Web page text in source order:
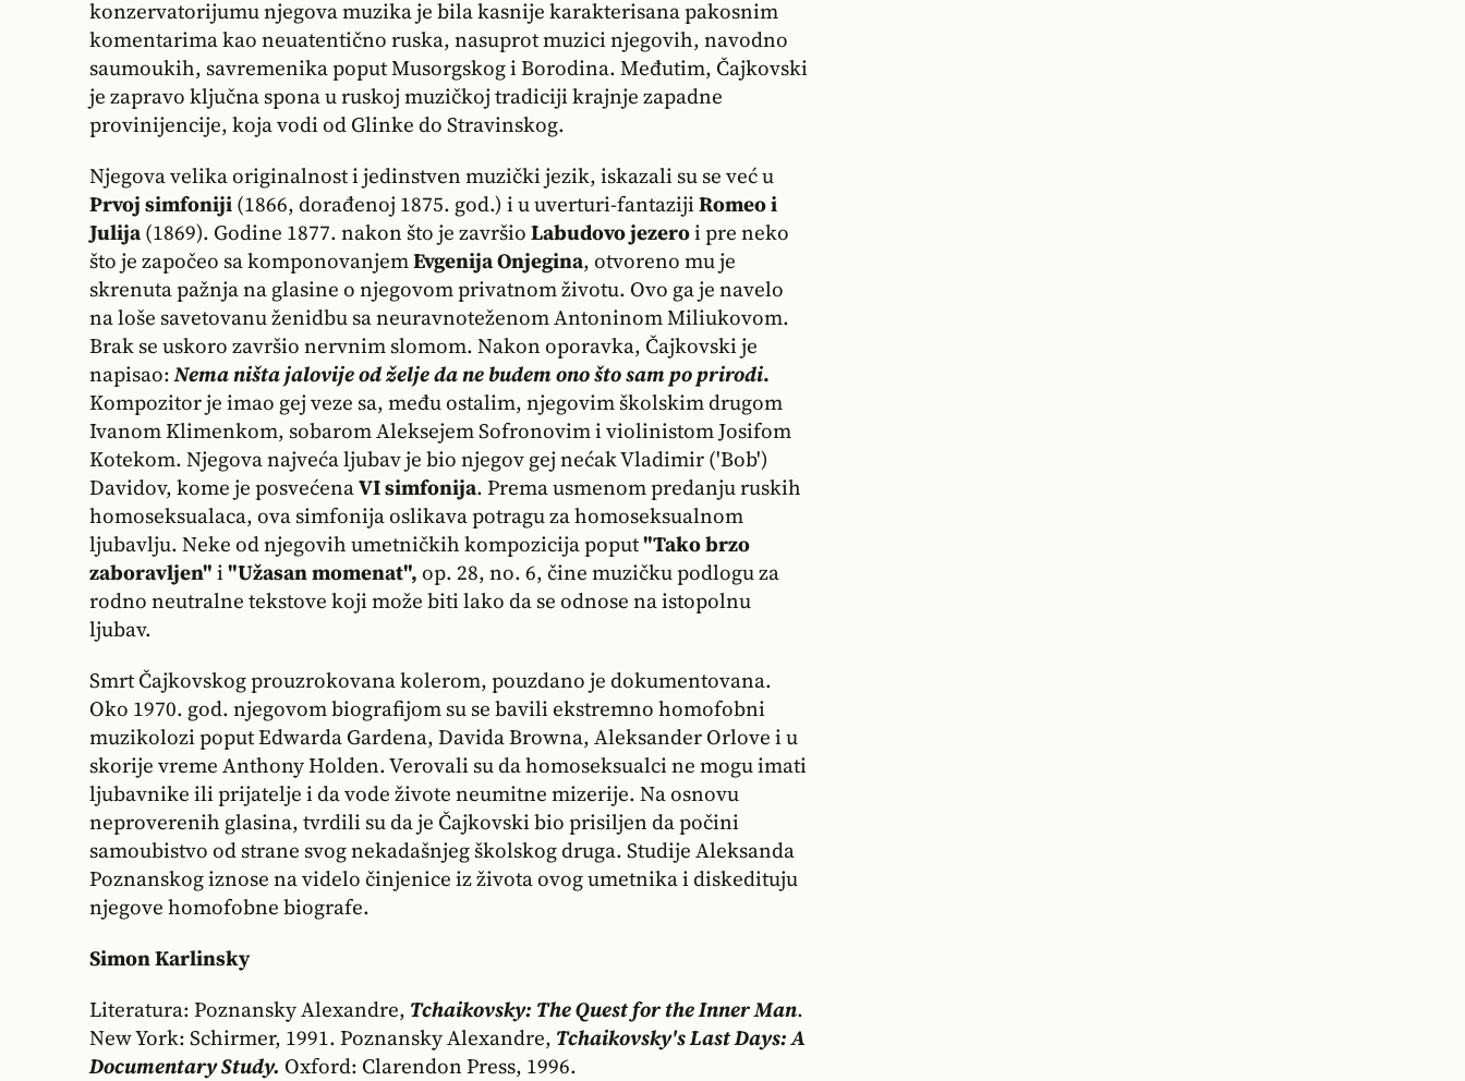
konzervatorijumu njegova muzika je bila kasnije karakterisana pakosnim
komentarima kao neuatentično ruska, nasuprot muzici njegovih, navodno
saumoukih, savremenika poput Musorgskog i Borodina. Međutim, Čajkovski
je zapravo ključna spona u ruskoj muzičkoj tradiciji krajnje zapadne
provinijencije, koja vodi od Glinke do Stravinskog.
Njegova velika originalnost i jedinstven muzički jezik, iskazali su se već u
Prvoj simfoniji(1866, dorađenoj 1875. god.) i u uverturi-fantazijiRomeo i
Julija(1869). Godine 1877. nakon što je završioLabudovo jezeroi pre neko
što je započeo sa komponovanjemEvgenija Onjegina, otvoreno mu je
skrenuta pažnja na glasine o njegovom privatnom životu. Ovo ga je navelo
na loše savetovanu ženidbu sa neuravnoteženom Antoninom Miliukovom.
Brak se uskoro završio nervnim slomom. Nakon oporavka, Čajkovski je
napisao:Nema ništa jalovije od želje da ne budem ono što sam po prirodi.
Kompozitor je imao gej veze sa, među ostalim, njegovim školskim drugom
Ivanom Klimenkom, sobarom Aleksejem Sofronovim i violinistom Josifom
Kotekom. Njegova najveća ljubav je bio njegov gej nećak Vladimir ('Bob')
Davidov, kome je posvećenaVI simfonija. Prema usmenom predanju ruskih
homoseksualaca, ova simfonija oslikava potragu za homoseksualnom
ljubavlju. Neke od njegovih umetničkih kompozicija poput"Tako brzo
zaboravljen"i"Užasan momenat",op. 28, no. 6, čine muzičku podlogu za
rodno neutralne tekstove koji može biti lako da se odnose na istopolnu
ljubav.
Smrt Čajkovskog prouzrokovana kolerom, pouzdano je dokumentovana.
Oko 1970. god. njegovom biografijom su se bavili ekstremno homofobni
muzikolozi poput Edwarda Gardena, Davida Browna, Aleksander Orlove i u
skorije vreme Anthony Holden. Verovali su da homoseksualci ne mogu imati
ljubavnike ili prijatelje i da vode živote neumitne mizerije. Na osnovu
neproverenih glasina, tvrdili su da je Čajkovski bio prisiljen da počini
samoubistvo od strane svog nekadašnjeg školskog druga. Studije Aleksanda
Poznanskog iznose na videlo činjenice iz života ovog umetnika i diskedituju
njegove homofobne biografe.
Simon Karlinsky
Literatura: Poznansky Alexandre, Tchaikovsky: The Quest for the Inner Man.
New York: Schirmer, 1991. Poznansky Alexandre, Tchaikovsky's Last Days: A
Documentary Study. Oxford: Clarendon Press, 1996.